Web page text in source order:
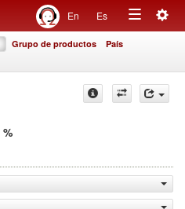
En Es
Toggle
Grupo de productos País
%